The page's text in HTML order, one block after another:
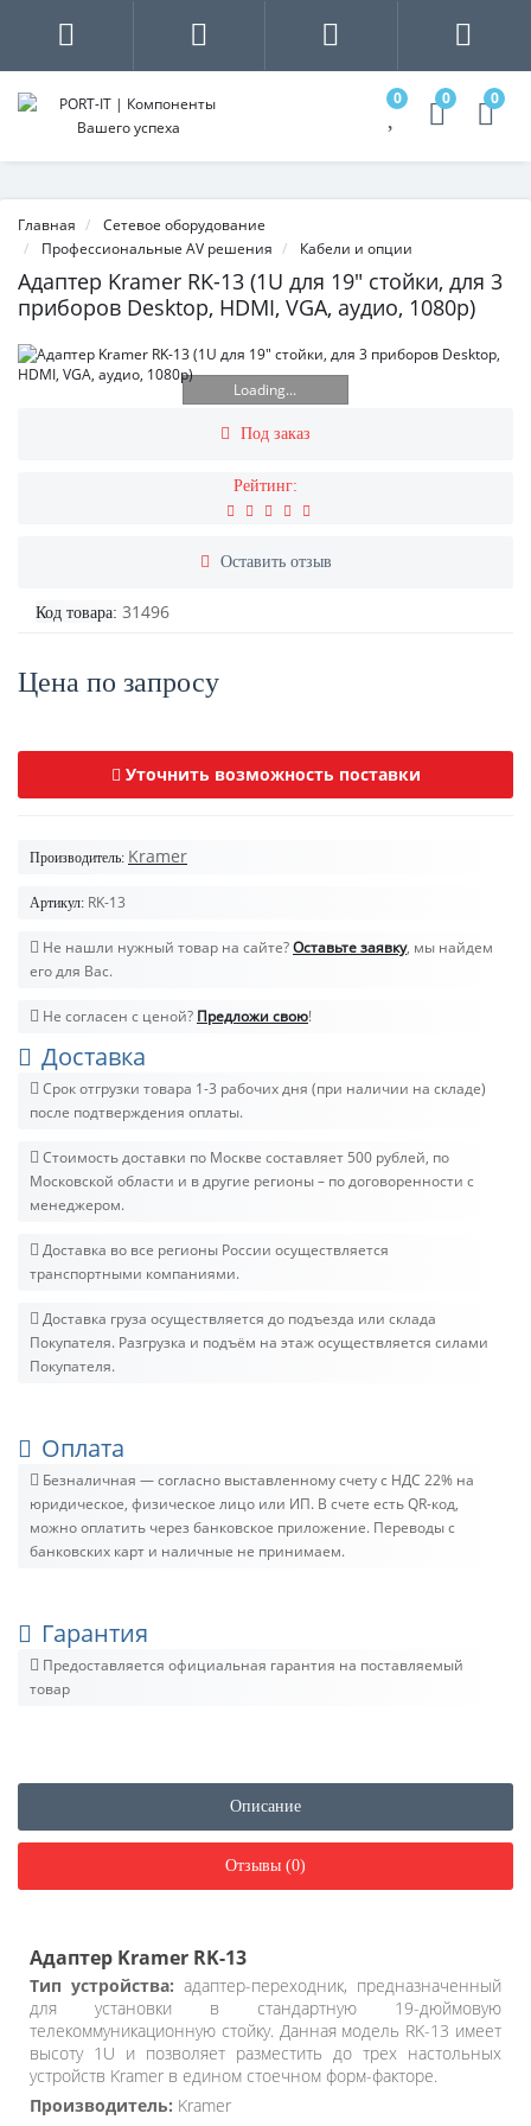
0 0 0
Главная
Сетевое оборудование
Профессиональные AV решения
Кабели и опции
Адаптер Kramer RK-13 (1U для 19" стойки, для 3
приборов Desktop, HDMI, VGA, аудио, 1080p)
Loading...
Под заказ
Рейтинг:
Оставить отзыв
Код товара: 31496
Цена по запросу
Уточнить возможность поставки
Производитель: Kramer
Артикул: RK-13
Не нашли нужный товар на сайте?Оставьте заявку, мы найдем
его для Вас.
Не согласен с ценой? Предложи свою!
Доставка
Срок отгрузки товара 1-3 рабочих дня (при наличии на складе)
после подтверждения оплаты.
Стоимость доставки по Москве составляет 500 рублей, по
Московской области и в другие регионы – по договоренности с
менеджером.
Доставка во все регионы России осуществляется
транспортными компаниями.
Доставка груза осуществляется до подъезда или склада
Покупателя. Разгрузка и подъём на этаж осуществляется силами
Покупателя.
Оплата
Безналичная — согласно выставленному счету c НДС 22% на
юридическое, физическое лицо или ИП. В счете есть QR-код,
можно оплатить через банковское приложение. Переводы с
банковских карт и наличные не принимаем.
Гарантия
Предоставляется официальная гарантия на поставляемый
товар
Описание
Отзывы (0)
Адаптер Kramer RK-13
Тип устройства: адаптер-переходник, предназначенный
для установки в стандартную 19-дюймовую
телекоммуникационную стойку. Данная модель RK-13 имеет
высоту 1U и позволяет разместить до трех настольных
устройств Kramer в едином стоечном форм-факторе.
Производитель: Kramer